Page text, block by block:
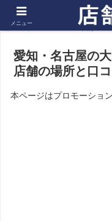
ホーム 東海
愛知・名古屋の
店舗の場所と口
本ページはプロモーショ
メニュー